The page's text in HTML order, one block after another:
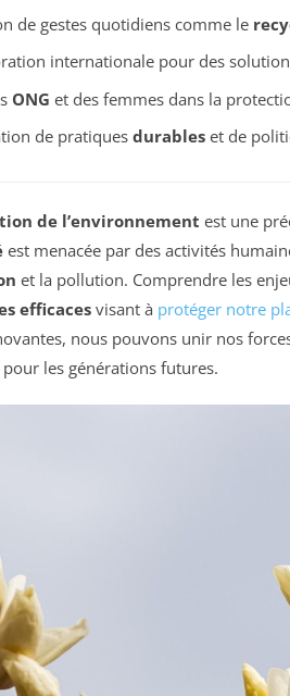
de gestes quotidiens comme le
internationale pour des
ONG et des femmes dans la
de pratiques durableset de
de l’environnement est une
est menacée par des activités
et la pollution. Comprendre les
efficacesvisant à protéger notre
nous pouvons unir nos
les générations futures.